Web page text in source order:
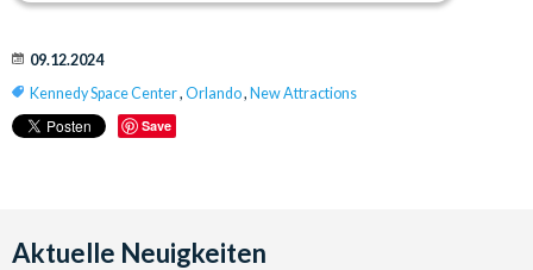
09.12.2024
Kennedy Space Center, Orlando, New Attractions
Save
Aktuelle Neuigkeiten